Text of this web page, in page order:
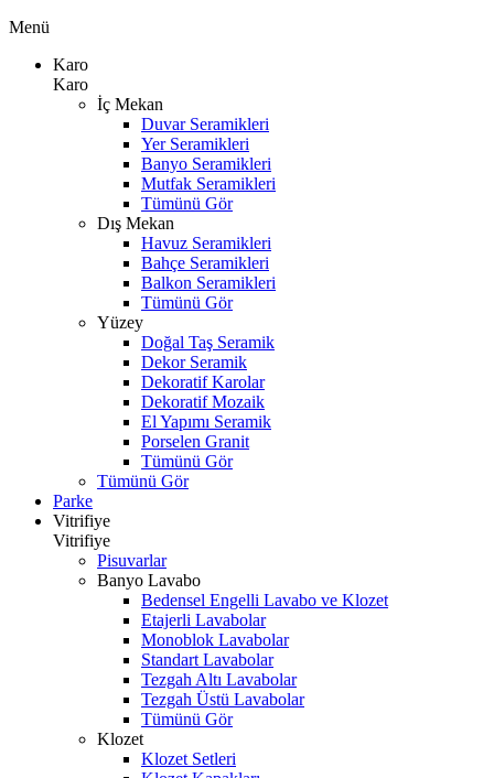
Menü
Karo
Karo
İç Mekan
Duvar Seramikleri
Yer Seramikleri
Banyo Seramikleri
Mutfak Seramikleri
Tümünü Gör
Dış Mekan
Havuz Seramikleri
Bahçe Seramikleri
Balkon Seramikleri
Tümünü Gör
Yüzey
Doğal Taş Seramik
Dekor Seramik
Dekoratif Karolar
Dekoratif Mozaik
El Yapımı Seramik
Porselen Granit
Tümünü Gör
Tümünü Gör
Parke
Vitrifiye
Vitrifiye
Pisuvarlar
Banyo Lavabo
Bedensel Engelli Lavabo ve Klozet
Etajerli Lavabolar
Monoblok Lavabolar
Standart Lavabolar
Tezgah Altı Lavabolar
Tezgah Üstü Lavabolar
Tümünü Gör
Klozet
Klozet Setleri